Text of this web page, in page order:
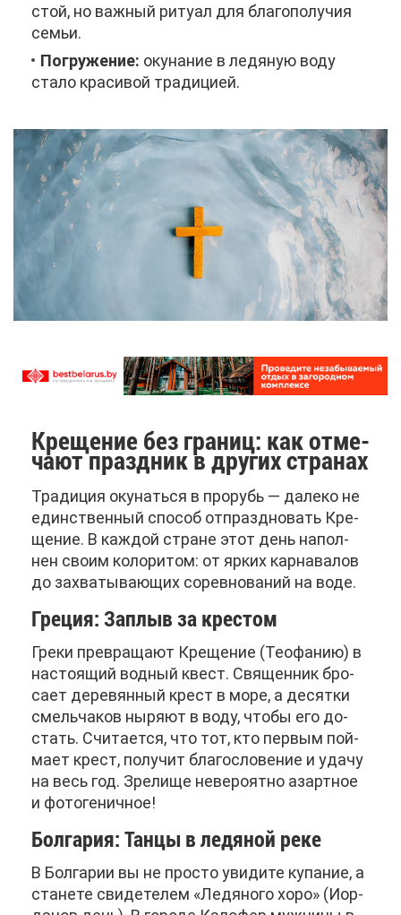
стой, но важ­ный ри­ту­ал для бла­го­по­лу­чия
се­мьи.
По­гру­же­ние: оку­на­ние в ле­дя­ную во­ду
ста­ло кра­си­вой тра­ди­ци­ей.
Кре­ще­ние без гра­ниц: как от­ме­
ча­ют празд­ник в дру­гих стра­нах
Тра­ди­ция оку­нать­ся в про­рубь — да­ле­ко не
един­ствен­ный спо­соб от­празд­но­вать Кре­
ще­ние. В каж­дой стране этот день на­пол­
нен сво­им ко­ло­ри­том: от яр­ких кар­на­ва­лов
до за­хва­ты­ва­ю­щих со­рев­но­ва­ний на во­де.
Гре­ция: За­плыв за кре­стом
Гре­ки пре­вра­ща­ют Кре­ще­ние (Тео­фа­нию) в
на­сто­я­щий вод­ный квест. Свя­щен­ник бро­
са­ет де­ре­вян­ный крест в мо­ре, а де­сят­ки
смель­ча­ков ны­ря­ют в во­ду, что­бы его до­
стать. Счи­та­ет­ся, что тот, кто пер­вым пой­
ма­ет крест, по­лу­чит бла­го­сло­ве­ние и уда­чу
на весь год. Зре­ли­ще неве­ро­ят­но азарт­ное
и фо­то­ге­нич­ное!
Бол­га­рия: Тан­цы в ле­дя­ной ре­ке
В Бол­га­рии вы не про­сто уви­ди­те ку­па­ние, а
ста­не­те сви­де­те­лем «Ле­дя­но­го хо­ро» (Иор­